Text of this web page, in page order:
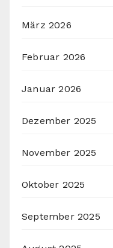
März 2026
Februar 2026
Januar 2026
Dezember 2025
November 2025
Oktober 2025
September 2025